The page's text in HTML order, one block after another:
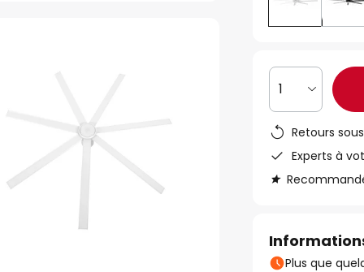
1
Retours
Experts à
Plus que